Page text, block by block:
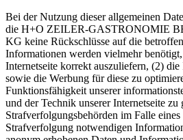
Bei der Nutzung dieser allgemeinen
die H+O ZEILER-GASTRONOMIE
KG keine Rückschlüsse auf die
Informationen werden vielmehr
Internetseite korrekt auszuliefern, (2) die
sowie die Werbung für diese zu
Funktionsfähigkeit unserer
und der Technik unserer Internetseite
Strafverfolgungsbehörden im Falle
Strafverfolgung notwendigen